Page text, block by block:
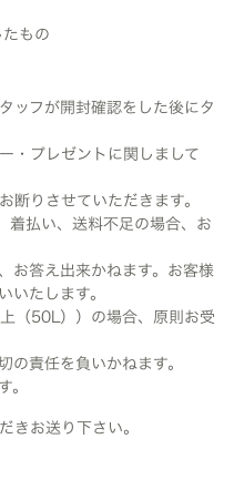
もの
ッフが開封確認をした後にタ
・プレゼントに関しまして
断りさせていただきます。
着払い、送料不足の場合、お
お答え出来かねます。お客様
いたします。
（50L））の場合、原則お受
の責任を負いかねます。
。
きお送り下さい。